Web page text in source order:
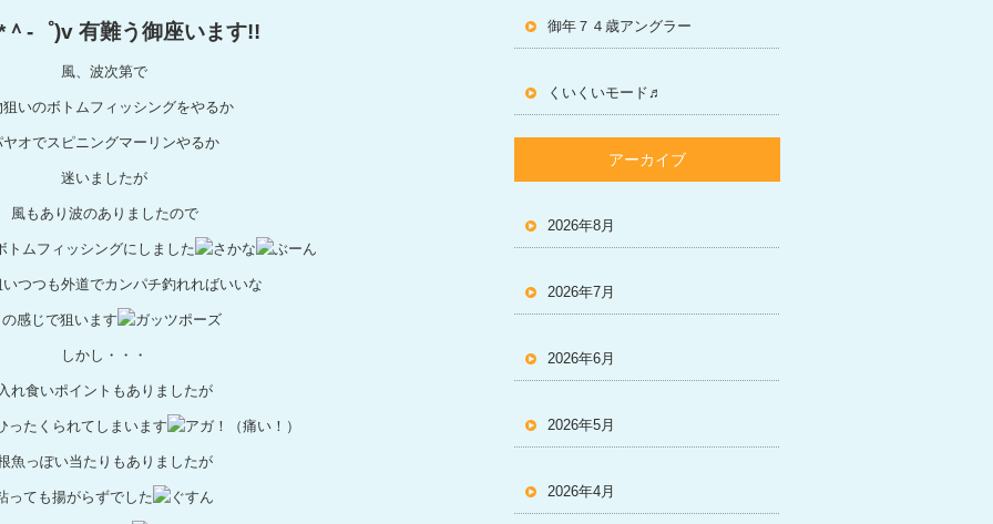
-゜)v 有難う御座います!!
風、波次第で
狙いのボトムフィッシングをやるか
ヤオでスピニングマーリンやるか
迷いましたが
風もあり波のありましたので
トムフィッシングにしました
つつも外道でカンパチ釣れればいいな
感じで狙います
しかし・・・
れ食いポイントもありましたが
ったくられてしまいます
魚っぽい当たりもありましたが
っても揚がらずでした
御年７４歳アングラー
くいくいモード♬
アーカイブ
2026年8月
2026年7月
2026年6月
2026年5月
2026年4月